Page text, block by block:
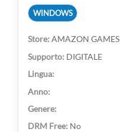
WINDOWS
AMAZON GAMES
DIGITALE
No